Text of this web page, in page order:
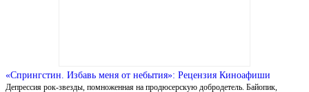
«Спрингстин. Избавь меня от небытия»: Рецензия Киноафиши
Депрессия рок-звезды, помноженная на продюсерскую добродетель. Байопик,